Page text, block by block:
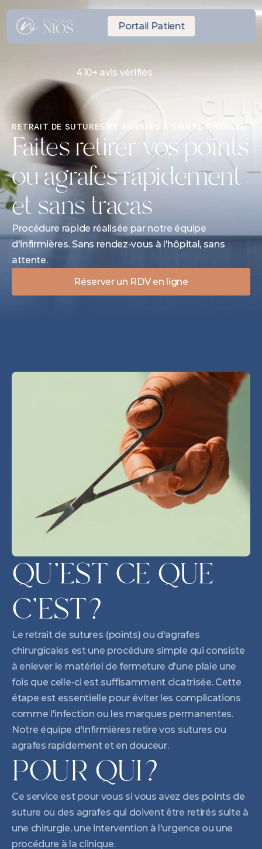
Portail Patient
410+ avis vérifiés
RDV Express même journée
10 minutes de Laval
RETRAIT DE SUTURES ET AGRAFES À SAINTE-THÉRÈSE
Faites retirer vos points
ou agrafes rapidement
et sans tracas
Procédure rapide réalisée par notre équipe
d'infirmières. Sans rendez-vous à l'hôpital, sans
attente.
Réserver un RDV en ligne
QU'EST CE QUE
C'EST?
Le retrait de sutures (points) ou d'agrafes
chirurgicales est une procédure simple qui consiste
à enlever le matériel de fermeture d'une plaie une
fois que celle-ci est suffisamment cicatrisée. Cette
étape est essentielle pour éviter les complications
comme l'infection ou les marques permanentes.
Notre équipe d'infirmières retire vos sutures ou
agrafes rapidement et en douceur.
POUR QUI?
Ce service est pour vous si vous avez des points de
suture ou des agrafes qui doivent être retirés suite à
une chirurgie, une intervention à l'urgence ou une
procédure à la clinique.